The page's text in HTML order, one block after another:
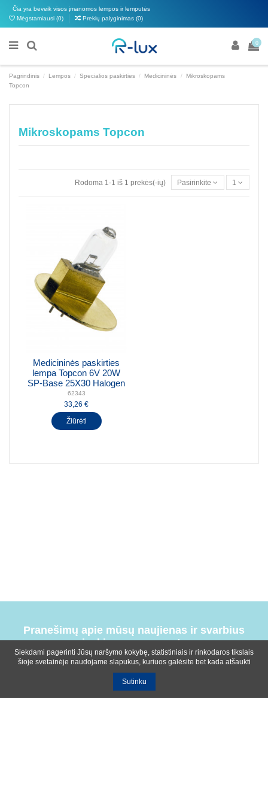
Čia yra beveik visos įmanomos lempos ir lemputės
Mėgstamiausi (0) Prekių palyginimas (0)
0
Pagrindinis Lempos Specialios paskirties Medicininės
Mikroskopams
Topcon
Mikroskopams Topcon
Rodoma 1-1 iš 1 prekės(-ių) Pasirinkite 1
Medicininės paskirties
lempa Topcon 6V 20W
SP-Base 25X30 Halogen
62343
33,26 €
Žiūrėti
Pranešimų apie mūsų naujienas ir svarbius
įvykius prenumerata
Siekdami pagerinti Jūsų naršymo kokybę, statistiniais ir rinkodaros tikslais
šioje svetainėje naudojame slapukus, kuriuos galėsite bet kada atšaukti
Sutinku